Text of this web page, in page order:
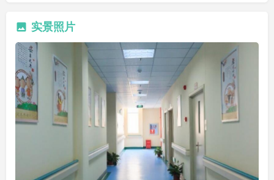
实景照片